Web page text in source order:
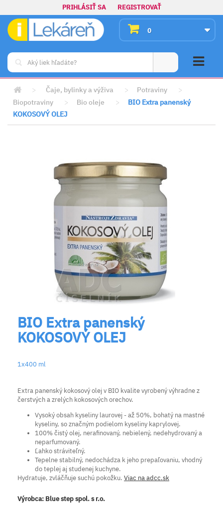
PRIHLÁSIŤ SA REGISTROVAŤ
0
> Čaje, bylinky a výživa > Potraviny
>
Biopotraviny
> Bio oleje >
BIO Extra panenský
KOKOSOVÝ OLEJ
BIO Extra panenský
KOKOSOVÝ OLEJ
1x400 ml
Extra panenský kokosový olej v BIO kvalite vyrobený výhradne z
čerstvých a zrelých kokosových orechov.
Vysoký obsah kyseliny laurovej - až 50%, bohatý na mastné
kyseliny, so značným podielom kyseliny kaprylovej.
100% čistý olej, nerafinovaný, nebielený, nedehydrovaný a
neparfumovaný.
Ľahko stráviteľný.
Tepelne stabilný, nedochádza k jeho prepaľovaniu, vhodný
do teplej aj studenej kuchyne.
Hydratuje, zvláčňuje suchú pokožku. Viac na adcc.sk
Výrobca: Blue step spol. s r.o.